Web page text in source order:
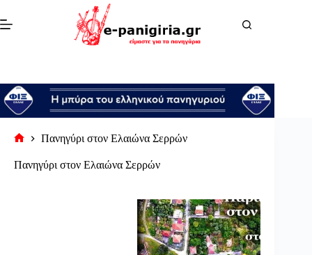
στο
περιεχόμενο
σελίδα
Πανηγύρι στον Ελαιώνα Σερρών
Πανηγύρι στον Ελαιώνα Σερρών